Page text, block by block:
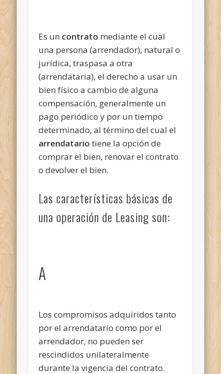
Es un contrato mediante el cual
una persona (arrendador), natural o
jurídica, traspasa a otra
(arrendataria), el derecho a usar un
bien físico a cambio de alguna
compensación, generalmente un
pago periódico y por un tiempo
determinado, al término del cual el
arrendatario tiene la opción de
comprar el bien, renovar el contrato
o devolver el bien.
Las características básicas de
una operación de Leasing son:
A
Los compromisos adquiridos tanto
por el arrendatario como por el
arrendador, no pueden ser
rescindidos unilateralmente
durante la vigencia del contrato.